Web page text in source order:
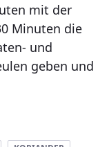
mit der
Minuten die
und
geben und